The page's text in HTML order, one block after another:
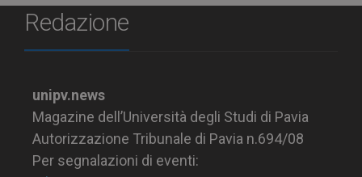
Redazione
unipv.news
Magazine dell’Università degli Studi di Pavia
Autorizzazione Tribunale di Pavia n.694/08
Per segnalazioni di eventi: